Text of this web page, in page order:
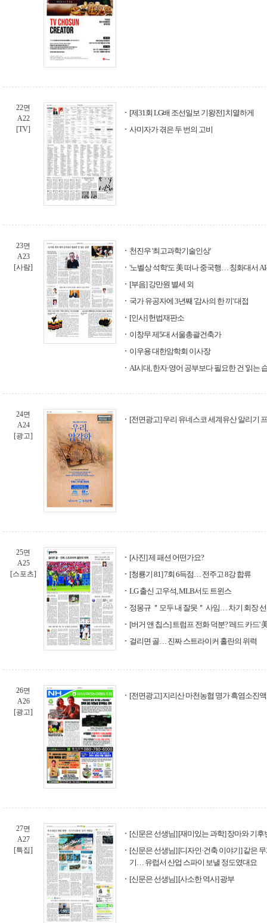
22면
A22
[TV]
[제31회 LG배 조선일보 기왕전] 치열하게
사미자가 겪은 두 번의 고비
23면
A23
[사람]
천진우 '최고과학기술인상'
'노벨상 석학'도 美 떠나 중국행… 칭화대서
[부음] 강만원 별세 외
국가 유공자에 3년째 '감사의 한 끼' 대접
[인사] 헌법재판소
이창무 제5대 서울총괄건축가
이우용 대한암학회 이사장
AI시대, 한자·영어 공부보다 필요한 건 '읽는
24면
A24
[광고]
[전면광고] 우리 유네스코 세계유산 알리기
25면
A25
[스포츠]
[사진] 제 패션 어떤가요?
[청룡기 81] 7회 6득점… 전주고 8강 합류
LG 출신 고우석, MLB서도 트윈스
정몽규 ＂모두 내 잘못＂ 사임… 차기 회장
[버거 앤 칩스] 트럼프 전화 덕분? '레드 카드'
걸리면 골… 진짜 스트라이커 홀란의 위력
26면
A26
[광고]
[전면광고] 지리산 마천농협 명가 흑염소진
27면
A27
[특집]
[신문은 선생님] [재미있는 과학] 장마와 기후
[신문은 선생님] [디자인·건축 이야기] 같은
기… 유럽서 산업 스파이 보낼 정도였대요
[신문은 선생님] [사소한 역사] 광부